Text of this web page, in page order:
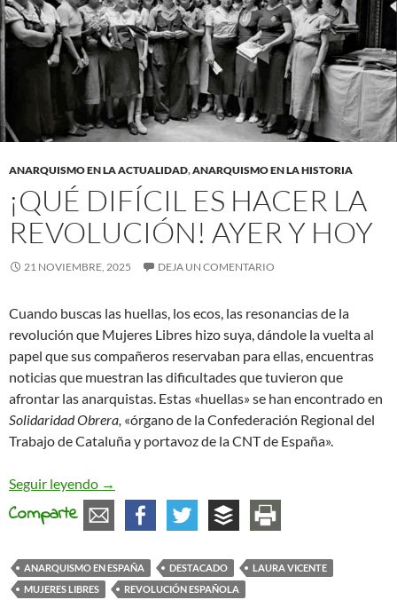
ANARQUISMO EN LA ACTUALIDAD,ANARQUISMO EN LA HISTORIA
¡QUÉ DIFÍCIL ES HACER LA
REVOLUCIÓN! AYER Y HOY
21 NOVIEMBRE, 2025 DEJA UN COMENTARIO
Cuando buscas las huellas, los ecos, las resonancias de la
revolución que Mujeres Libres hizo suya, dándole la vuelta al
papel que sus compañeros reservaban para ellas, encuentras
noticias que muestran las dificultades que tuvieron que
afrontar las anarquistas. Estas «huellas» se han encontrado en
Solidaridad Obrera, «órgano de la Confederación Regional del
Trabajo de Cataluña y portavoz de la CNT de España».
Seguir leyendo ¡Qué difícil es hacer la revolución! Ayer y hoy
→
Comparte
ANARQUISMO EN ESPAÑA DESTACADO
LAURA VICENTE
MUJERES LIBRES
REVOLUCIÓN ESPAÑOLA